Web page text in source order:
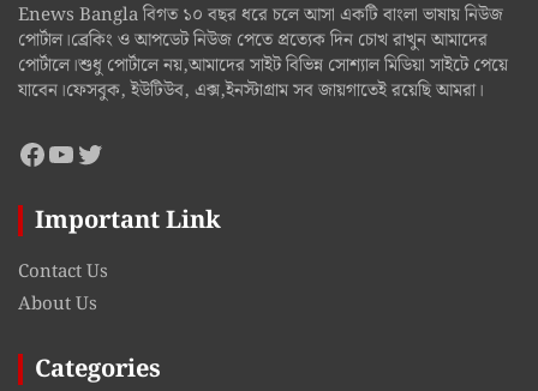
Enews Bangla বিগত ১০ বছর ধরে চলে আসা একটি বাংলা ভাষায় নিউজ
পোর্টাল।ব্রেকিং ও আপডেট নিউজ পেতে প্রত্যেক দিন চোখ রাখুন আমাদের
পোর্টালে।শুধু পোর্টালে নয়,আমাদের সাইট বিভিন্ন সোশ্যাল মিডিয়া সাইটে পেয়ে
যাবেন।ফেসবুক, ইউটিউব, এক্স,ইনস্টাগ্রাম সব জায়গাতেই রয়েছি আমরা।
Facebook
YouTube
Twitter
Important Link
Contact Us
About Us
Categories